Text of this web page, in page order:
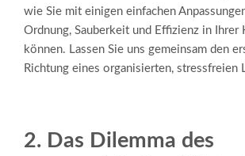
wie Sie mit einigen einfachen
Ordnung, Sauberkeit und Effizienz in Ihrer
können. Lassen Sie uns gemeinsam den
Richtung eines organisierten, stressfreien
2. Das Dilemma des